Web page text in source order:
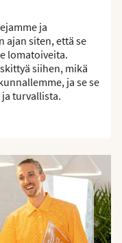
ja
ajan siten, että se
lomatoiveita.
siihen, mikä
ja se se
turvallista.